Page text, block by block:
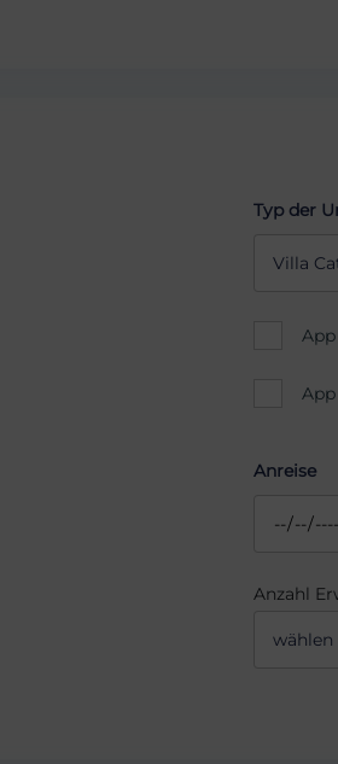
Typ der
Villa
App
App
Anreise
Anzahl
wählen